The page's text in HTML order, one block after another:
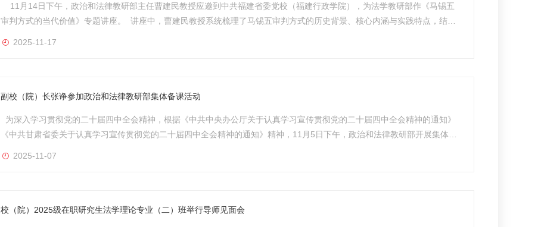
11月14日下午，政治和法律教研部主任曹建民教授应邀到中共福建省委党校（福建行政学院），为法学教研部作《马锡五
审判方式的当代价值》专题讲座。 讲座中，曹建民教授系统梳理了马锡五审判方式的历史背景、核心内涵与实践特点，结合
2025-11-17
副校（院）长张诤参加政治和法律教研部集体备课活动
为深入学习贯彻党的二十届四中全会精神，根据《中共中央办公厅关于认真学习宣传贯彻党的二十届四中全会精神的通知》
《中共甘肃省委关于认真学习宣传贯彻党的二十届四中全会精神的通知》精神，11月5日下午，政治和法律教研部开展集体备
2025-11-07
校（院）2025级在职研究生法学理论专业（二）班举行导师见面会